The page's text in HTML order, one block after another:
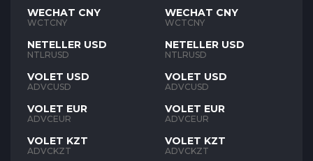
WECHAT CNY
WCTCNY
NETELLER USD
NTLRUSD
VOLET USD
ADVCUSD
VOLET EUR
ADVCEUR
VOLET KZT
ADVCKZT
WECHAT CNY
WCTCNY
NETELLER USD
NTLRUSD
VOLET USD
ADVCUSD
VOLET EUR
ADVCEUR
VOLET KZT
ADVCKZT